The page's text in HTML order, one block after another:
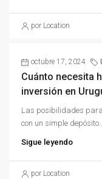
por Location
octubre 17, 2024
Cuánto necesita
inversión en
Las posibilidades
con un simple
Sigue leyendo
por Location